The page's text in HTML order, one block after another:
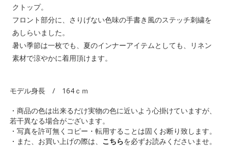
クトップ。
フロント部分に、さりげない色味の手書き風のステッチ刺繍を
あしらいました。
暑い季節は一枚でも、夏のインナーアイテムとしても、リネン
素材で涼やかに着用頂けます。
モデル身長 / 164ｃｍ
・商品の色は出来るだけ実物の色に近いよう心掛けていますが、
若干異なる場合がございます。
・写真を許可無くコピー・転用することは固くお断り致します。
・また、お買い上げの際は、 こちらを必ずお読みくださいませ。